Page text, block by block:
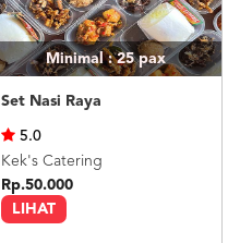
Minimal : 25pax
Set Nasi Raya
LIHAT
5.0
Kek's Catering
Rp.50.000